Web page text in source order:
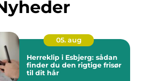
05. aug
Herreklip i Esbjerg: sådan
finder du den rigtige frisør
til dit hår